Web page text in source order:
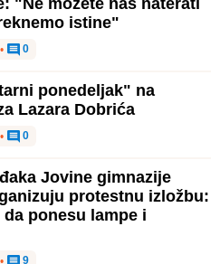
"Ne možete nas naterati
istine"
• 0
ponedeljak" na
Lazara Dobrića
• 0
Jovine gimnazije
protestnu izložbu:
ponesu lampe i
9